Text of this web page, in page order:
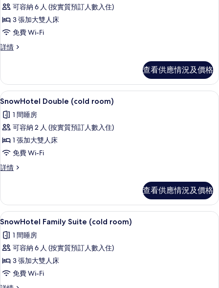
有
SnowHotel
Family
(cold
相
片
可容納 6 人 (按實質預訂人數入住)
3 張加大雙人床
免費 Wi-Fi
詳情
SnowHotel
詳
情
查看供應情況及價格
載
入
所
有
SnowHotel
Double
(cold
相
片
8
SnowHotel Double (cold room)
1 間睡房
可容納 2 人 (按實質預訂人數入住)
1 張加大雙人床
免費 Wi-Fi
詳情
SnowHotel
詳
情
查看供應情況及價格
載
入
所
有
SnowHotel
Family
SnowHotel Family Suite (cold room)
8
SnowHotel Family Suite (cold room)
1 間睡房
可容納 6 人 (按實質預訂人數入住)
3 張加大雙人床
免費 Wi-Fi